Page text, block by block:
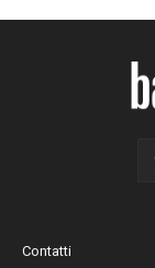
Contatti